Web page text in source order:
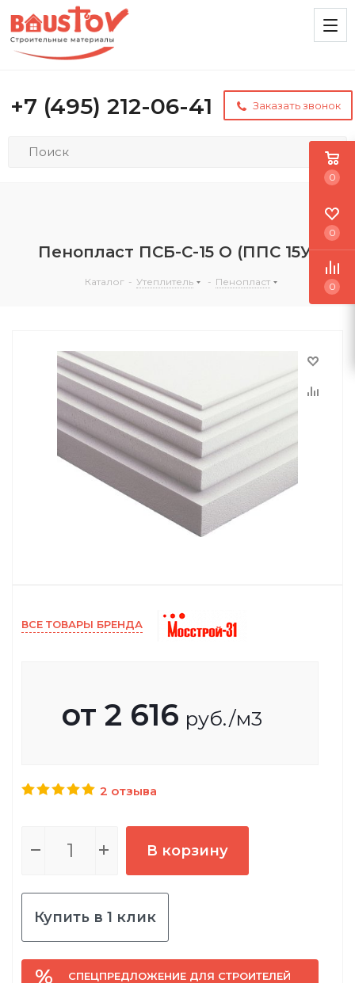
+7 (495) 212-06-41 Заказать звонок
Пенопласт ПСБ-С-15 О (ППС 15У)
Каталог - Утеплитель - Пенопласт
ВСЕ ТОВАРЫ БРЕНДА
от 2 616 руб./м3
2 отзыва
В корзину
Купить в 1 клик
СПЕЦПРЕДЛОЖЕНИЕ ДЛЯ СТРОИТЕЛЕЙ
0
0
0